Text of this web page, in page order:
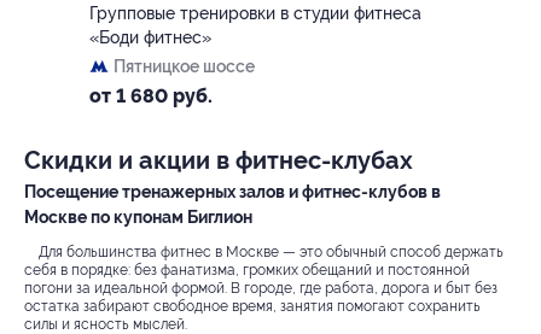
Групповые тренировки в студии фитнеса
«Боди фитнес»
Пятницкое шоссе
от 1 680 руб.
Скидки и акции в фитнес-клубах
Посещение тренажерных залов и фитнес-клубов в
Москве по купонам Биглион
Для большинства фитнес в Москве — это обычный способ держать
себя в порядке: без фанатизма, громких обещаний и постоянной
погони за идеальной формой. В городе, где работа, дорога и быт без
остатка забирают свободное время, занятия помогают сохранить
силы и ясность мыслей.